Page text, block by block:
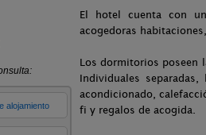
El hotel cuenta con
acogedoras
Los dormitorios poseen
Individuales
acondicionado,
fi y regalos de acogida.